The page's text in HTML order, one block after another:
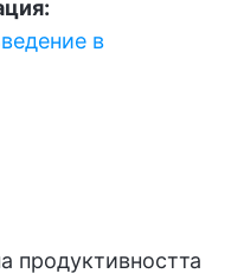
в
продуктивността